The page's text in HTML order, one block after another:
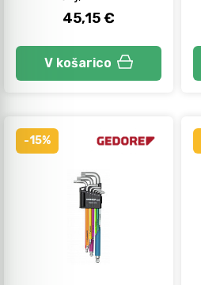
45,15 €
V košarico
-15%